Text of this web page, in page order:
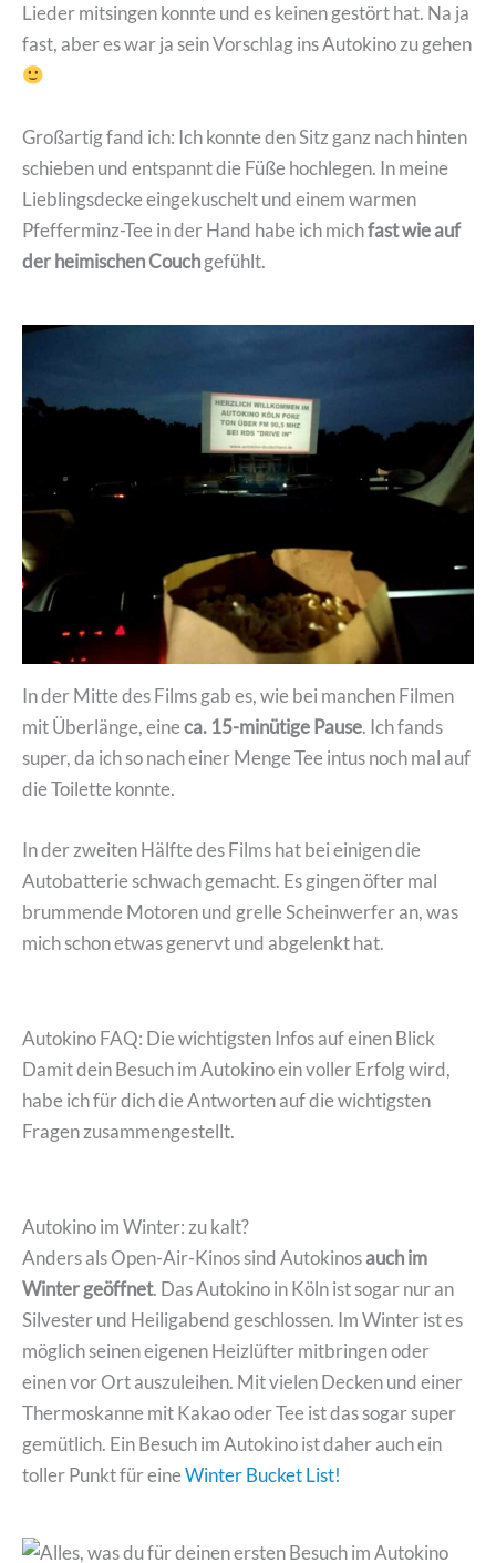
Lieder mitsingen konnte und es keinen gestört hat. Na ja
fast, aber es war ja sein Vorschlag ins Autokino zu gehen
Großartig fand ich: Ich konnte den Sitz ganz nach hinten
schieben und entspannt die Füße hochlegen. In meine
Lieblingsdecke eingekuschelt und einem warmen
Pfefferminz-Tee in der Hand habe ich michfast wie auf
der heimischen Couchgefühlt.
In der Mitte des Films gab es, wie bei manchen Filmen
mit Überlänge, eineca. 15-minütige Pause. Ich fands
super, da ich so nach einer Menge Tee intus noch mal auf
die Toilette konnte.
In der zweiten Hälfte des Films hat bei einigen die
Autobatterie schwach gemacht. Es gingen öfter mal
brummende Motoren und grelle Scheinwerfer an, was
mich schon etwas genervt und abgelenkt hat.
Autokino FAQ: Die wichtigsten Infos auf einen Blick
Damit dein Besuch im Autokino ein voller Erfolg wird,
habe ich für dich die Antworten auf die wichtigsten
Fragen zusammengestellt.
Autokino im Winter: zu kalt?
Anders als Open-Air-Kinos sind Autokinosauch im
Winter geöffnet. Das Autokino in Köln ist sogar nur an
Silvester und Heiligabend geschlossen. Im Winter ist es
möglich seinen eigenen Heizlüfter mitbringen oder
einen vor Ort auszuleihen. Mit vielen Decken und einer
Thermoskanne mit Kakao oder Tee ist das sogar super
gemütlich. Ein Besuch im Autokino ist daher auch ein
toller Punkt für eineWinter Bucket List!